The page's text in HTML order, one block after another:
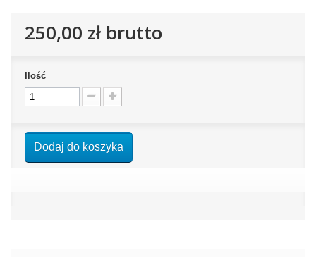
250,00 złbrutto
Ilość
Dodaj do koszyka